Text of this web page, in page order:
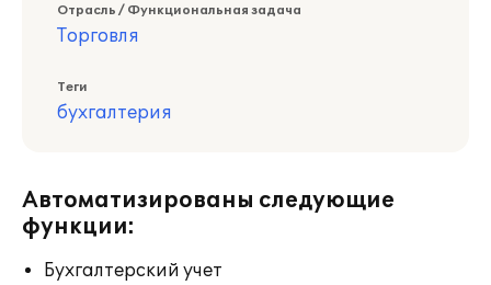
Отрасль / Функциональная задача
Торговля
Теги
бухгалтерия
Автоматизированы следующие
функции:
Бухгалтерский учет